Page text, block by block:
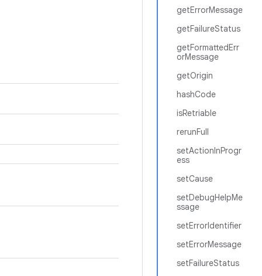
getErrorMessage
getFailureStatus
getFormattedErr
orMessage
getOrigin
hashCode
isRetriable
rerunFull
setActionInProgr
ess
setCause
setDebugHelpMe
ssage
setErrorIdentifier
setErrorMessage
setFailureStatus